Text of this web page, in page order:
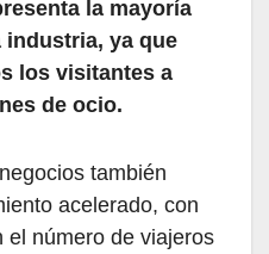
la mayoría
ya que
los visitantes a
de ocio.
también
acelerado, con
el número de viajeros